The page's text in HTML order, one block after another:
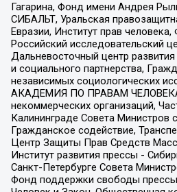
Гагарина, Фонд имени Андрея
СИБАЛЬТ, Уральская
Евразии, Институт прав
Российский исследовательский
Дальневосточный центр
и социального партнерства,
независимых социологических
АКАДЕМИЯ ПО ПРАВАМ
некоммерческих организаций,
Калининграде Совета Министров
Гражданское содействие,
Центр Защиты Прав Средств
Институт развития прессы -
Санкт-Петербурге Совета
Фонд поддержки свободы